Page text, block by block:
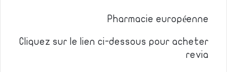
Pharmacie européenne
Cliquez sur le lien ci-dessous pour acheter
revia